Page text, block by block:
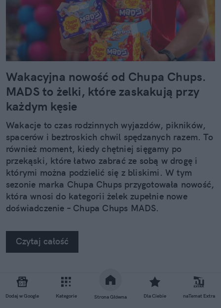
Dodaj w Google Kategorie Strona Główna Dla Ciebie naTemat Extra
Wakacyjna nowość od Chupa Chups.
MADS to żelki, które zaskakują przy
każdym kęsie
Wakacje to czas rodzinnych wyjazdów, pikników,
spacerów i beztroskich chwil spędzanych razem. To
również moment, kiedy chętniej sięgamy po
przekąski, które łatwo zabrać ze sobą w drogę i
którymi można podzielić się z bliskimi. W tym
sezonie marka Chupa Chups przygotowała nowość,
która wnosi do kategorii żelek zupełnie nowe
doświadczenie – Chupa Chups MADS.
Czytaj całość
REKLAMA